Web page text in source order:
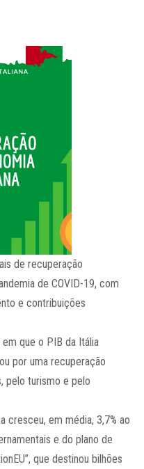
de recuperação
de COVID-19, com
e contribuições
que o PIB da Itália
por uma recuperação
pelo turismo e pelo
cresceu, em média, 3,7% ao
e do plano de
que destinou bilhões